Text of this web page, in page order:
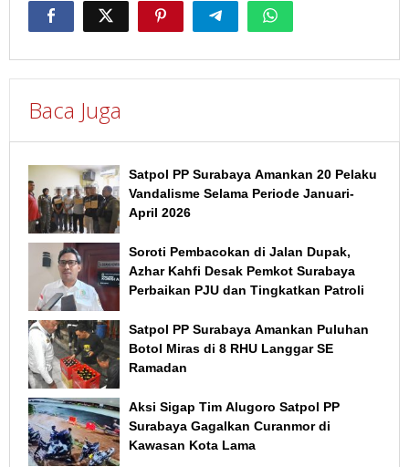
Baca Juga
Satpol PP Surabaya Amankan 20 Pelaku
Vandalisme Selama Periode Januari-
April 2026
Soroti Pembacokan di Jalan Dupak,
Azhar Kahfi Desak Pemkot Surabaya
Perbaikan PJU dan Tingkatkan Patroli
Satpol PP Surabaya Amankan Puluhan
Botol Miras di 8 RHU Langgar SE
Ramadan
Aksi Sigap Tim Alugoro Satpol PP
Surabaya Gagalkan Curanmor di
Kawasan Kota Lama